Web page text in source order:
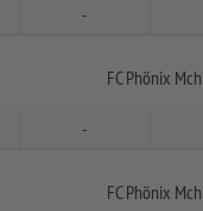
-
FC Phönix Mch
-
FC Phönix Mch